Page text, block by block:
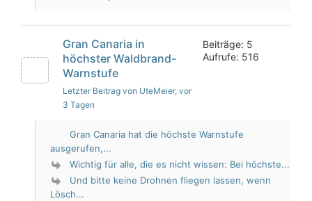
Gran Canaria in
höchster Waldbrand-
Warnstufe
Letzter Beitrag von UteMeier, vor
3 Tagen
Beiträge: 5
Aufrufe: 516
Gran Canaria hat die höchste Warnstufe
ausgerufen,...
Wichtig für alle, die es nicht wissen: Bei höchste...
Und bitte keine Drohnen fliegen lassen, wenn
Lösch...